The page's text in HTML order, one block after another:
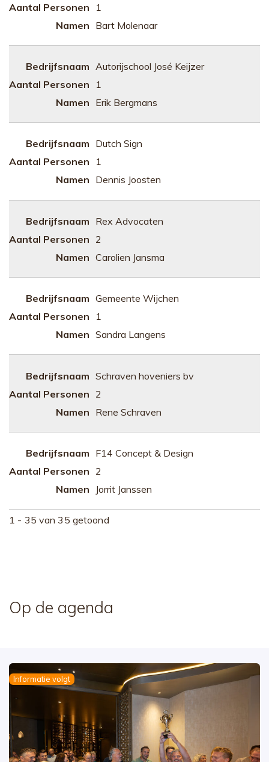
1
Bart Molenaar
Autorijschool José Keijzer
1
Erik Bergmans
Dutch Sign
1
Dennis Joosten
Rex Advocaten
2
Carolien Jansma
Gemeente Wijchen
1
Sandra Langens
Schraven hoveniers bv
2
Rene Schraven
F14 Concept & Design
2
Jorrit Janssen
1 - 35 van 35 getoond
Op de agenda
Informatie volgt